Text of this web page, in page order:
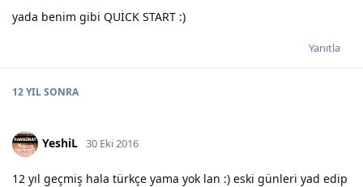
yada benim gibi QUİCK START :)
Yanıtla
12 YILSONRA
YeshiL 30 Eki 2016
12 yıl geçmiş hala türkçe yama yok lan :) eski günleri yad edip